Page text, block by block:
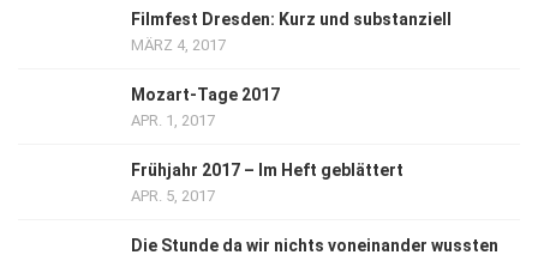
Filmfest Dresden: Kurz und substanziell
MÄRZ 4, 2017
Mozart-Tage 2017
APR. 1, 2017
Frühjahr 2017 – Im Heft geblättert
APR. 5, 2017
Die Stunde da wir nichts voneinander wussten